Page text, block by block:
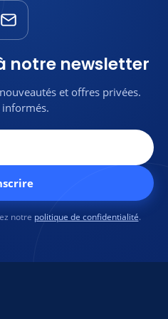
notre newsletter
et offres privées.
informés.
notre politique de confidentialité.